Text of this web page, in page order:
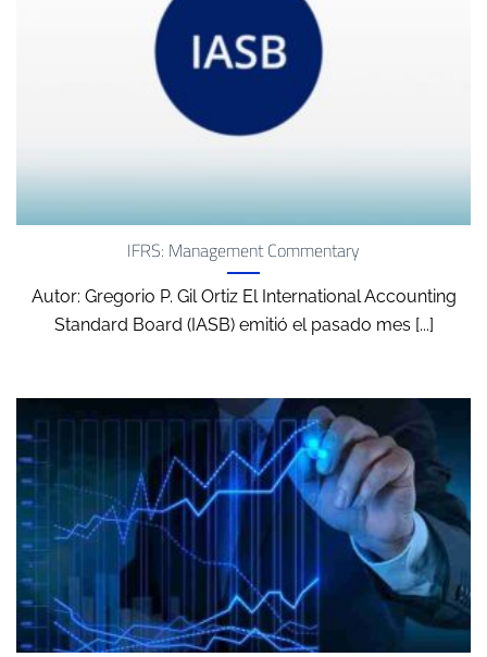
IFRS: Management Commentary
Autor: Gregorio P. Gil Ortiz El International Accounting
Standard Board (IASB) emitió el pasado mes [...]